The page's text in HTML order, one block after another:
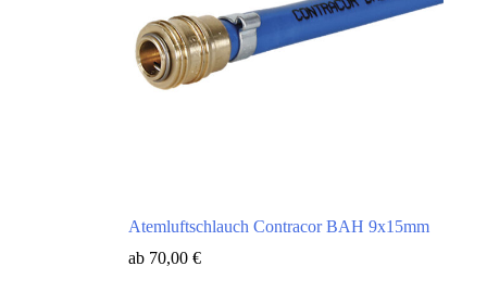
Atemluftschlauch Contracor BAH 9x15mm
ab 70,00 €